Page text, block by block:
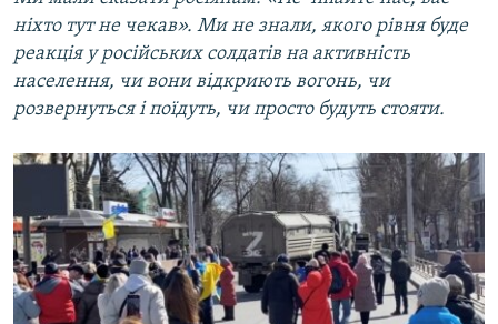
ніхто тут не чекав». Ми не знали, якого рівня буде
реакція у російських солдатів на активність
населення, чи вони відкриють вогонь, чи
розвернуться і поїдуть, чи просто будуть стояти.